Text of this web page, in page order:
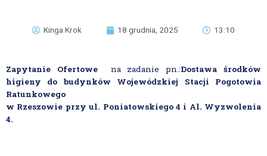
Kinga Krok 18 grudnia, 2025 13:10
Zapytanie Ofertowe na zadanie pn.:Dostawa środków
higieny do budynków Wojewódzkiej Stacji Pogotowia
Ratunkowego
w Rzeszowie przy ul. Poniatowskiego 4 i Al. Wyzwolenia
4.